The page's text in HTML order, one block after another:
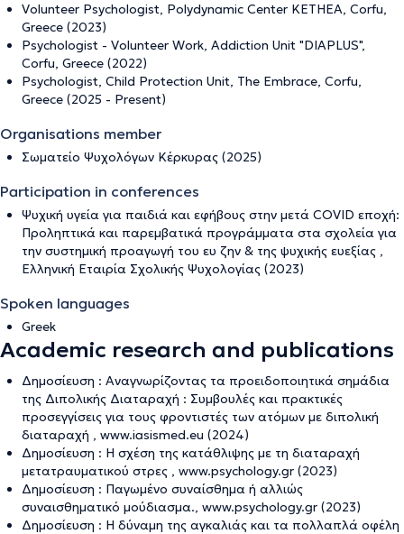
Volunteer Psychologist, Polydynamic Center KETHEA, Corfu,
Greece (2023)
Psychologist - Volunteer Work, Addiction Unit "DIAPLUS",
Corfu, Greece (2022)
Psychologist, Child Protection Unit, The Embrace, Corfu,
Greece (2025 - Present)
Organisations member
Σωματείο Ψυχολόγων Κέρκυρας (2025)
Participation in conferences
Ψυχική υγεία για παιδιά και εφήβους στην μετά COVID εποχή:
Προληπτικά και παρεμβατικά προγράμματα στα σχολεία για
την συστημική προαγωγή του ευ ζην & της ψυχικής ευεξίας ,
Ελληνική Εταιρία Σχολικής Ψυχολογίας (2023)
Spoken languages
Greek
Academic research and publications
Δημοσίευση : Αναγνωρίζοντας τα προειδοποιητικά σημάδια
της Διπολικής Διαταραχή : Συμβουλές και πρακτικές
προσεγγίσεις για τους φροντιστές των ατόμων με διπολική
διαταραχή , www.iasismed.eu (2024)
Δημοσίευση : Η σχέση της κατάθλιψης με τη διαταραχή
μετατραυματικού στρες , www.psychology.gr (2023)
Δημοσίευση : Παγωμένο συναίσθημα ή αλλιώς
συναισθηματικό μούδιασμα., www.psychology.gr (2023)
Δημοσίευση : Η δύναμη της αγκαλιάς και τα πολλαπλά οφέλη